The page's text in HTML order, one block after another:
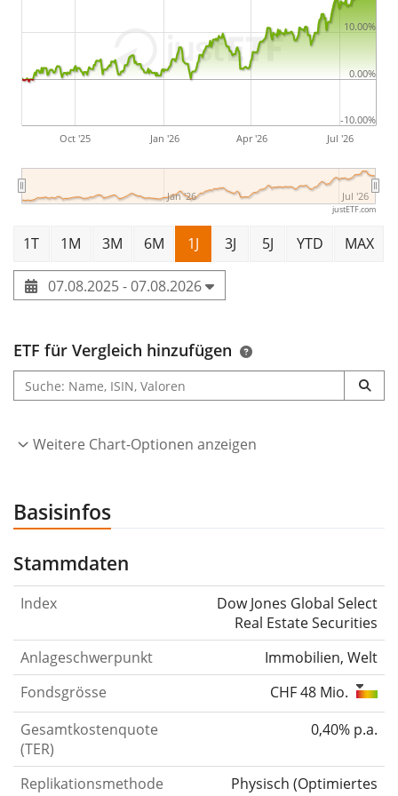
Oct '25 Jan '26 Apr '26 Jul '26
Jan '26 Jul '26
-10.00%
0.00%
10.00%
justETF.com
1T 1M 3M 6M 1J 3J 5J YTD MAX
07.08.2025 - 07.08.2026
ETF für Vergleich hinzufügen
Weitere Chart-Optionen anzeigen
Basisinfos
Stammdaten
Index
Dow Jones Global Select
Real Estate Securities
Anlageschwerpunkt
Immobilien, Welt
Fondsgrösse
CHF 48 Mio.
Gesamtkostenquote
(TER)
0,40% p.a.
Replikationsmethode Physisch (Optimiertes